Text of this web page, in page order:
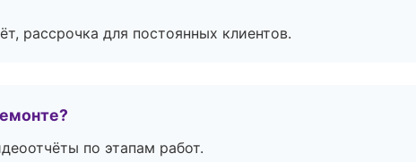
рассрочка для постоянных клиентов.
по этапам работ.